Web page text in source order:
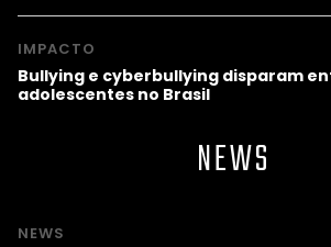
IMPACTO
Bullying e cyberbullying disparam
adolescentes no Brasil
NEWS
NEWS